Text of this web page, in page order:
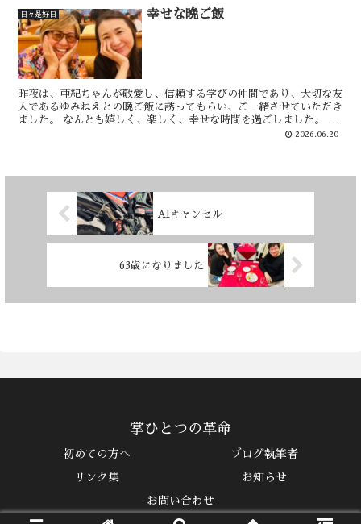
日々是好日 幸せな晩ご飯
昨夜は、亜紀ちゃんが敬愛し、信頼する学びの仲間であり、大切な友
人であるゆみねえとの晩ご飯に誘ってもらい、ご一緒させていただき
ました。 なんとも嬉しく、楽しく、幸せな時間を過ごしました。 二
人の明るくやさしい笑顔の良い写真が撮れたので、皆さん...2026.06.20
AIキャンセル
63歳になりました
掌ひとつの革命
初めての方へ ブログ執筆者
リンク集 お知らせ
お問い合わせ